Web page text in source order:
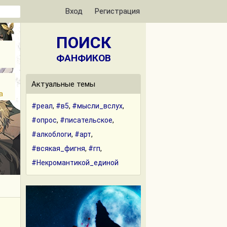
Вход Регистрация
ПОИСК
ФАНФИКОВ
Актуальные темы
#реал, #в5, #мысли_вслух,
#опрос, #писательское,
#алкоблоги, #арт,
#всякая_фигня, #гп,
#Некромантикой_единой